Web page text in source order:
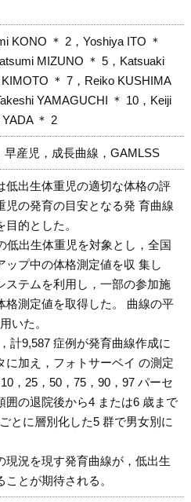
KONO ＊ 2，Yoshiya ITO ＊
MIZUNO ＊ 5，Katsuaki
＊ 7，Reiko KUSHIMA
YAMAGUCHI ＊ 10，Keiji
＊ 2
産児，成長曲線，GAMLSS
低出生体重児の適切な体格の評
児の発育の目安となる発 育曲線
目的とした。
低出生体重児を対象とし，全国
プ中の体格測定値を収 集し
ステムを利用し，一部の参加施
格測定値を取得した。 曲線の平
いた。
計9,587 症例が発育曲線作成に
に加え，フォトサーベイ の測定
，25，50，75，90，97 パーセ
囲の退院後から4 または6 歳まで
とに層別化した5 群で男女別に
現況を現す発育曲線が，低出生
とが期待される。